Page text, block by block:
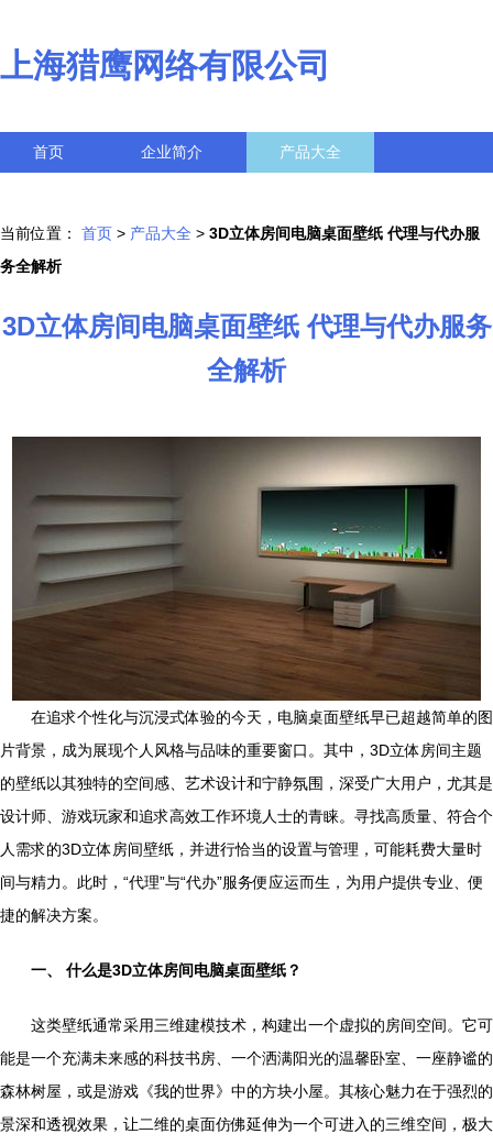
上海猎鹰网络有限公司
首页 企业简介 产品大全
当前位置： 首页 > 产品大全 > 3D立体房间电脑桌面壁纸 代理与代办服
务全解析
3D立体房间电脑桌面壁纸 代理与代办服务
全解析
在追求个性化与沉浸式体验的今天，电脑桌面壁纸早已超越简单的图
片背景，成为展现个人风格与品味的重要窗口。其中，3D立体房间主题
的壁纸以其独特的空间感、艺术设计和宁静氛围，深受广大用户，尤其是
设计师、游戏玩家和追求高效工作环境人士的青睐。寻找高质量、符合个
人需求的3D立体房间壁纸，并进行恰当的设置与管理，可能耗费大量时
间与精力。此时，“代理”与“代办”服务便应运而生，为用户提供专业、便
捷的解决方案。
一、 什么是3D立体房间电脑桌面壁纸？
这类壁纸通常采用三维建模技术，构建出一个虚拟的房间空间。它可
能是一个充满未来感的科技书房、一个洒满阳光的温馨卧室、一座静谧的
森林树屋，或是游戏《我的世界》中的方块小屋。其核心魅力在于强烈的
景深和透视效果，让二维的桌面仿佛延伸为一个可进入的三维空间，极大